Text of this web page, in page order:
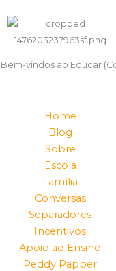
vindos ao Educar
Home
Blog
Sobre
Escola
Família
Conversas
Separadores
Incentivos
Apoio ao Ensino
Peddy Papper